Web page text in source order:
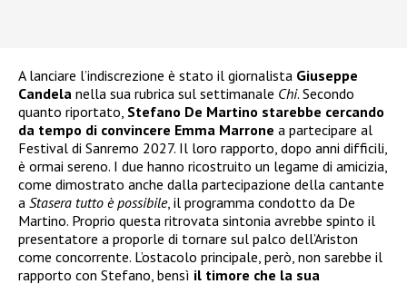
A lanciare l’indiscrezione è stato il giornalista Giuseppe
Candela nella sua rubrica sul settimanale Chi. Secondo
quanto riportato, Stefano De Martino starebbe cercando
da tempo di convincere Emma Marrone a partecipare al
Festival di Sanremo 2027. Il loro rapporto, dopo anni difficili,
è ormai sereno. I due hanno ricostruito un legame di amicizia,
come dimostrato anche dalla partecipazione della cantante
a Stasera tutto è possibile, il programma condotto da De
Martino. Proprio questa ritrovata sintonia avrebbe spinto il
presentatore a proporle di tornare sul palco dell’Ariston
come concorrente. L’ostacolo principale, però, non sarebbe il
rapporto con Stefano, bensì il timore che la sua